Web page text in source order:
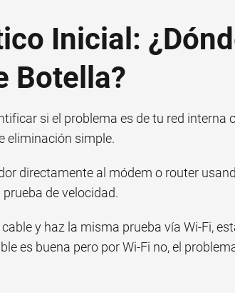
Inicial:
Botella?
si el problema es de tu red interna
eliminación simple.
directamente al módem o router
de velocidad.
y haz la misma prueba vía Wi-Fi,
es buena pero por Wi-Fi no, el